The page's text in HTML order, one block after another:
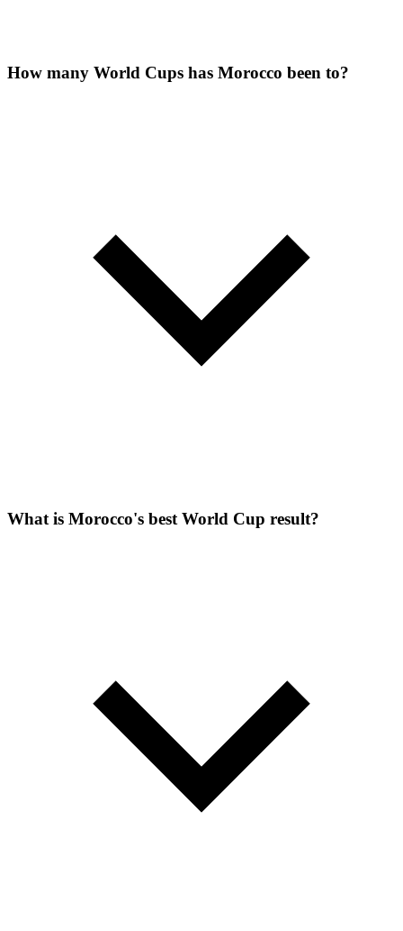
How many World Cups has Morocco been to?
What is Morocco's best World Cup result?